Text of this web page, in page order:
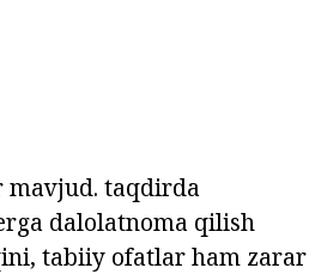
mavjud. taqdirda
dalolatnoma qilish
tabiiy ofatlar ham zarar